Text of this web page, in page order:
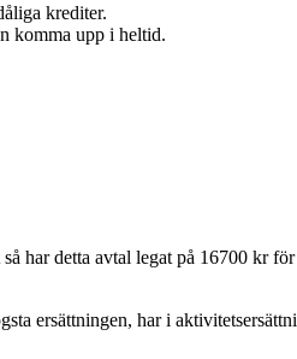
krediter.
komma upp i heltid.
har detta avtal legat på 16700 kr
ersättningen, har i